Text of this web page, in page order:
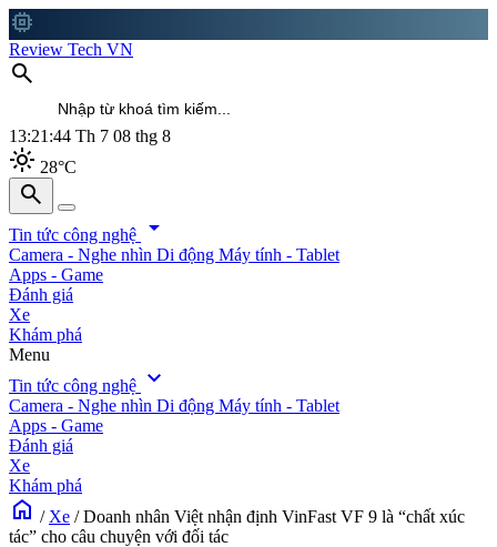
memory
Review Tech VN
search
13:21:46 Th 7 08 thg 8
light_mode 28°C
search
search
Tin tức công nghệ arrow_drop_down
Camera - Nghe nhìn Di động Máy tính - Tablet
Apps - Game
Đánh giá
Xe
Khám phá
Menu
Tin tức công nghệ expand_more
Camera - Nghe nhìn Di động Máy tính - Tablet
Apps - Game
Đánh giá
Xe
Khám phá
home / Xe / Doanh nhân Việt nhận định VinFast VF 9 là “chất xúc
tác” cho câu chuyện với đối tác